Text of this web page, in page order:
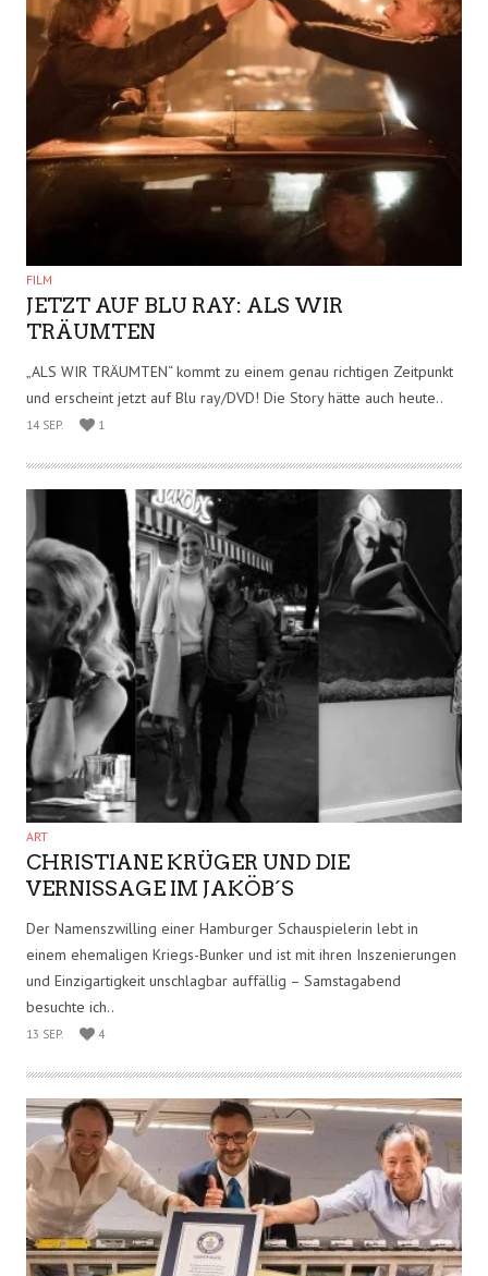
TECH
NACH DER IFA BERLIN – WAS IST NEU,
WAS IST ANDERS?
Die Internationale Funkausstellung in Berlin ist zu Ende, und war,
wie in jedem Jahr ein beliebter Treffpunkt für Technikbegeisterte,
FILM
JETZT AUF BLU RAY: ALS WIR
TRÄUMTEN
„ALS WIR TRÄUMTEN“ kommt zu einem genau richtigen Zeitpunkt
und erscheint jetzt auf Blu ray/DVD! Die Story hätte auch heute..
14 SEP. 1
ART
CHRISTIANE KRÜGER UND DIE
VERNISSAGE IM JAKÖB´S